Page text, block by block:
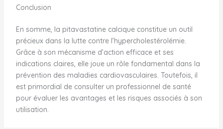
Conclusion
En somme, la pitavastatine calcique constitue un outil
précieux dans la lutte contre l’hypercholestérolémie.
Grâce à son mécanisme d’action efficace et ses
indications claires, elle joue un rôle fondamental dans la
prévention des maladies cardiovasculaires. Toutefois, il
est primordial de consulter un professionnel de santé
pour évaluer les avantages et les risques associés à son
utilisation.